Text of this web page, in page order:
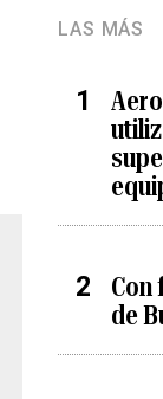
LAS MÁS
Con
de